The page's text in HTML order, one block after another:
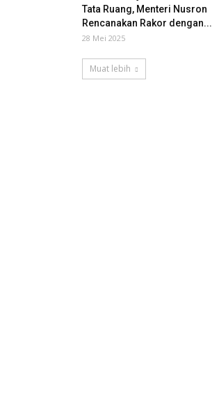
Tata Ruang, Menteri Nusron
Rencanakan Rakor dengan...
28 Mei 2025
Muat lebih